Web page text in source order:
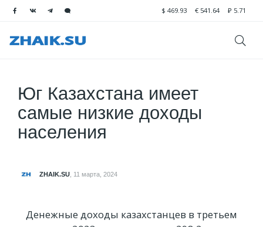
$ 469.93 € 541.64 ₽ 5.71
Юг Казахстана имеет
самые низкие доходы
населения
ZHAIK.SU 11 марта, 2024
Денежные доходы казахстанцев в третьем